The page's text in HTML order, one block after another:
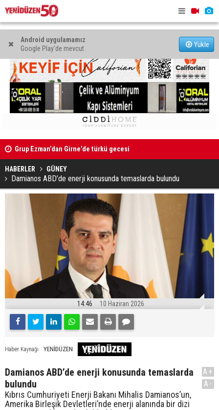
Android uygulamamız
Google Play'de mevcut
Yükle
Kıbrıs’ın güneyinde yıllık enflasyon temmuzda yüzde 2,9
oldu
HABERLER GÜNEY
Damianos ABD’de enerji konusunda temaslarda bulundu
14:46 10 Haziran 2026
Haber Kaynağı YENİDÜZEN
Damianos ABD’de enerji konusunda temaslarda
bulundu
Kıbrıs Cumhuriyeti Enerji Bakanı Mihalis Damianos’un,
Amerika Birleşik Devletleri’nde enerji alanında bir dizi
A+
A-